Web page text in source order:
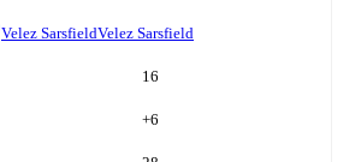
Velez SarsfieldVelez Sarsfield
16
+6